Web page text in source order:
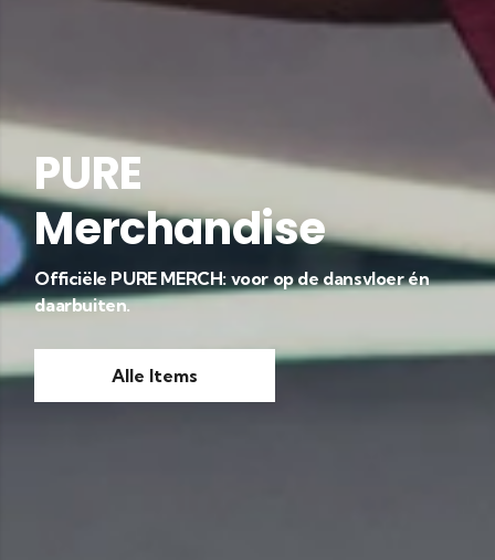
PURE
Merchandise
Officiële PURE MERCH: voor op de dansvloer én
daarbuiten.
Alle Items